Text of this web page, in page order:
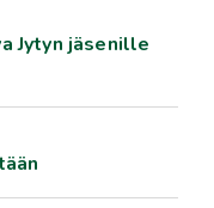
Jytyn jäsenille